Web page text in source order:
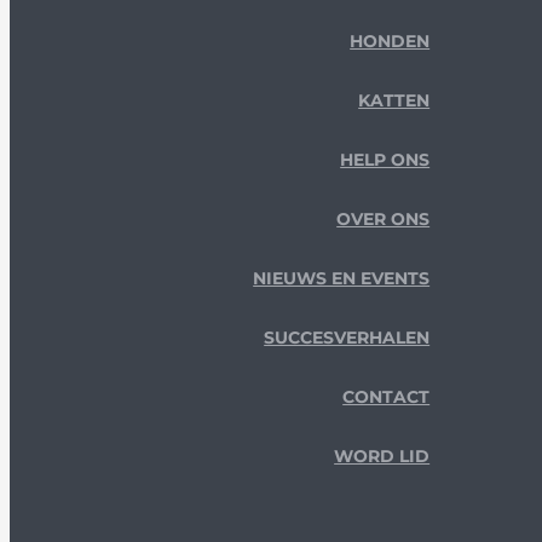
HONDEN
KATTEN
HELP ONS
OVER ONS
NIEUWS EN EVENTS
SUCCESVERHALEN
CONTACT
WORD LID